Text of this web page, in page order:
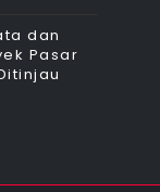
dan
Pasar